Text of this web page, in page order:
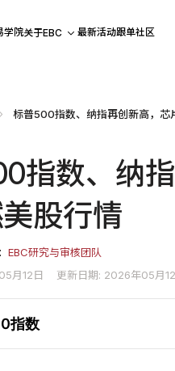
学院关于EBC 最新活动跟单社区
指数、纳
股行情
EBC研究与审核团队
月12日
更新日期: 2026年05月
指数